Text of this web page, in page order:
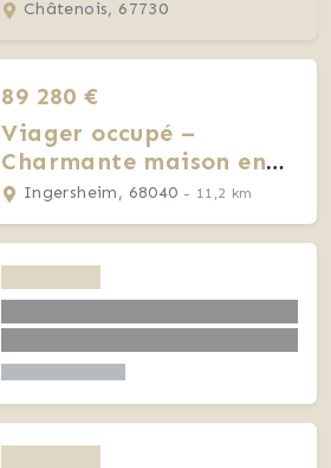
nature et vue
Châtenois, 67730
89 280 €
Viager occupé –
Charmante maison en
impasse • 110 m² •
Ingersheim (68)
Ingersheim, 68040 - 11,2 km